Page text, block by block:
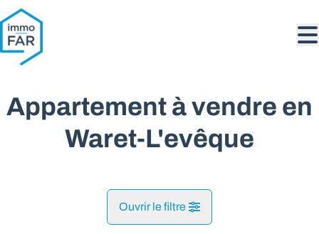
Aller au contenu principal
Appartement à vendre en
Waret-L'evêque
Ouvrir le filtre